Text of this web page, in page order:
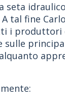
seta
fine
i
sulle